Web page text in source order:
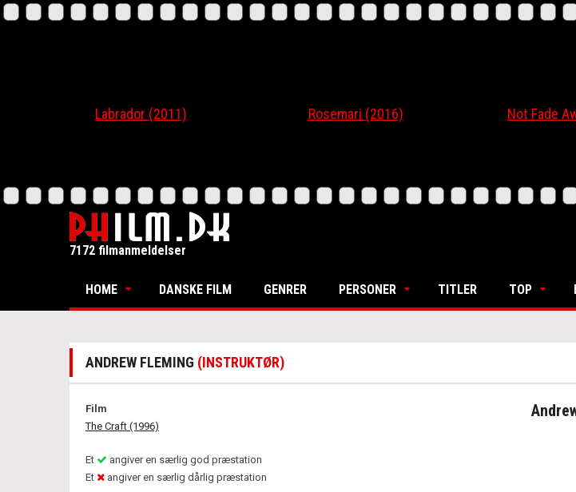
Labrador (2011) Rosemari (2016) Not Fade Away
7172 filmanmeldelser
HOME DANSKE FILM GENRER PERSONER TITLER TOP
ANDREW FLEMING (INSTRUKTØR)
Film
The Craft (1996)
Et
angiver en særlig god præstation
Et
angiver en særlig dårlig præstation